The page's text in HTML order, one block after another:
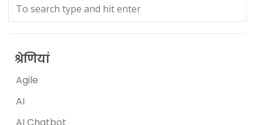
श्रेणियां
Agile
AI